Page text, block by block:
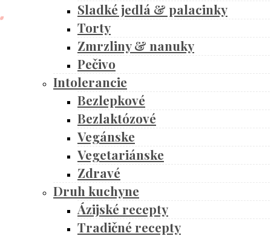
Sladké jedlá & palacinky
Torty
Zmrzliny & nanuky
Pečivo
Intolerancie
Bezlepkové
Bezlaktózové
Vegánske
Vegetariánske
Zdravé
Druh kuchyne
Ázijské recepty
Tradičné recepty